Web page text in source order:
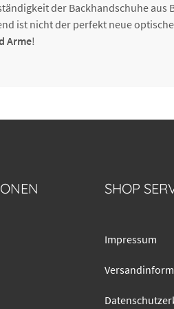
der Backhandschuhe
ist nicht der perfekt neue
Arme!
SHOP
Impressum